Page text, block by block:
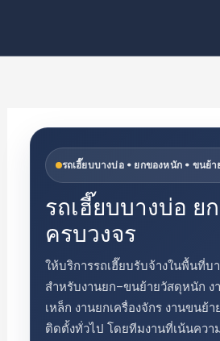
content
รถเฮี๊ยบบางบ่อ • ยกของหนัก • ขนย้
รถเฮี๊ยบบางบ่อ ย
ครบวงจร
ให้บริการรถเฮี๊ยบรับจ้างในพื้นที่บ
สำหรับงานยก–ขนย้ายวัสดุหนัก ง
เหล็ก งานยกเครื่องจักร งานขนย้
ติดตั้งทั่วไป โดยทีมงานที่เน้นคว